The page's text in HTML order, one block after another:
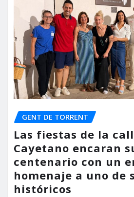
GENT DE TORRENT
Las fiestas de la
Cayetano encaran
centenario con un
homenaje a uno de
históricos